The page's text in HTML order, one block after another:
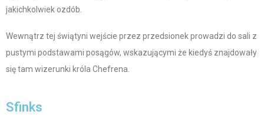
jakichkolwiek ozdób.
Wewnątrz tej świątyni wejście przez przedsionek prowadzi do sali z
pustymi podstawami posągów, wskazującymi że kiedyś znajdowały
się tam wizerunki króla Chefrena.
Sfinks